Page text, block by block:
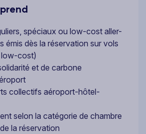
spéciaux ou low-cost aller-
émis dès la réservation sur vols
low-cost)
et de carbone
collectifs aéroport-hôtel-
selon la catégorie de chambre
la réservation